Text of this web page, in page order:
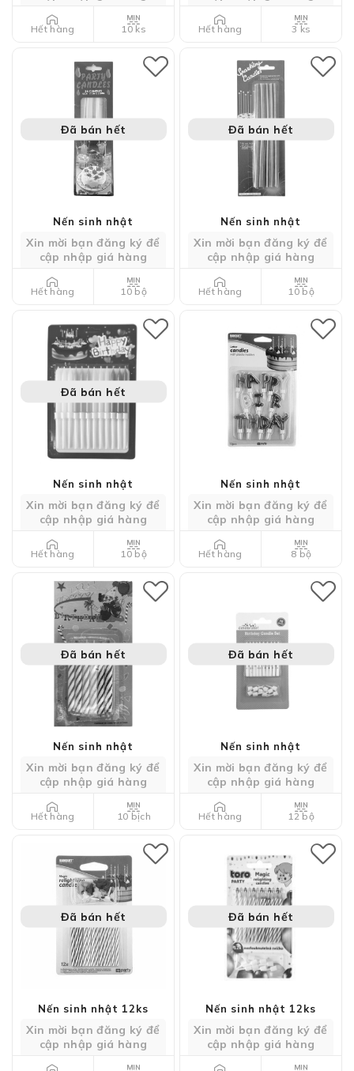
Hết hàng 10 ks Hết hàng 3 ks
Đã bán hết
Nến sinh nhật
Xin mời bạn đăng ký để
cập nhập giá hàng
Hết hàng 10 bộ
Đã bán hết
Nến sinh nhật
Xin mời bạn đăng ký để
cập nhập giá hàng
Hết hàng 10 bộ
Đã bán hết
Nến sinh nhật
Xin mời bạn đăng ký để
cập nhập giá hàng
Hết hàng 10 bộ
Nến sinh nhật
Xin mời bạn đăng ký để
cập nhập giá hàng
Hết hàng 8 bộ
Đã bán hết
Nến sinh nhật
Xin mời bạn đăng ký để
cập nhập giá hàng
Hết hàng 10 bịch
Đã bán hết
Nến sinh nhật
Xin mời bạn đăng ký để
cập nhập giá hàng
Hết hàng 12 bộ
Đã bán hết
Nến sinh nhật 12ks
Xin mời bạn đăng ký để
cập nhập giá hàng
Đã bán hết
Nến sinh nhật 12ks
Xin mời bạn đăng ký để
cập nhập giá hàng